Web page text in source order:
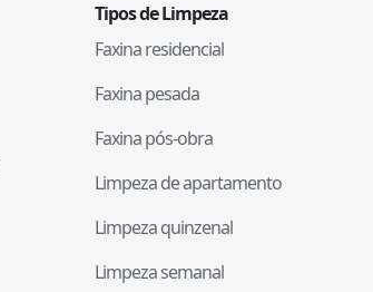
Tipos de Limpeza
Faxina residencial
Faxina pesada
Faxina pós-obra
Limpeza de apartamento
Limpeza quinzenal
Limpeza semanal